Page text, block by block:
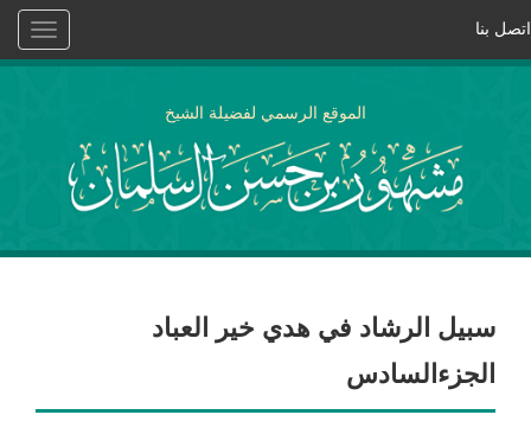
Toggle
اتصل بنا
الموقع الرسمي لفضيلة الشيخ
سبيل الرشاد في هدي خير العباد
الجزءالسادس